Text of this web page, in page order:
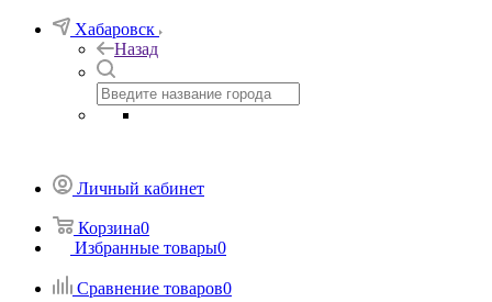
Хабаровск
Назад
Личный кабинет
Корзина0
Избранные товары0
Сравнение товаров0